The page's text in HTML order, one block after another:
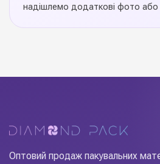
Виробник
Рівне горіння без копоті, стійкий
агентствами. Замовляйте оптом у
актуальні колекції, стабільна якість
надішлемо додаткові фото або
Оптовий продаж пакувальних